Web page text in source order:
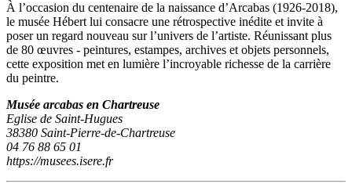
À l’occasion du centenaire de la naissance d’Arcabas (1926-2018),
le musée Hébert lui consacre une rétrospective inédite et invite à
poser un regard nouveau sur l’univers de l’artiste. Réunissant plus
de 80 œuvres - peintures, estampes, archives et objets personnels,
cette exposition met en lumière l’incroyable richesse de la carrière
du peintre.
Musée arcabas en Chartreuse
Eglise de Saint-Hugues
38380 Saint-Pierre-de-Chartreuse
04 76 88 65 01
https://musees.isere.fr